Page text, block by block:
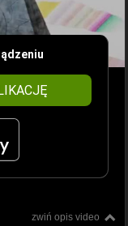
zwiń opis video